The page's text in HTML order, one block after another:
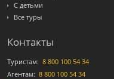
С детьми
Все туры
Контакты
Туристам: 8 800 100 54 34
Агентам: 8 800 100 54 34